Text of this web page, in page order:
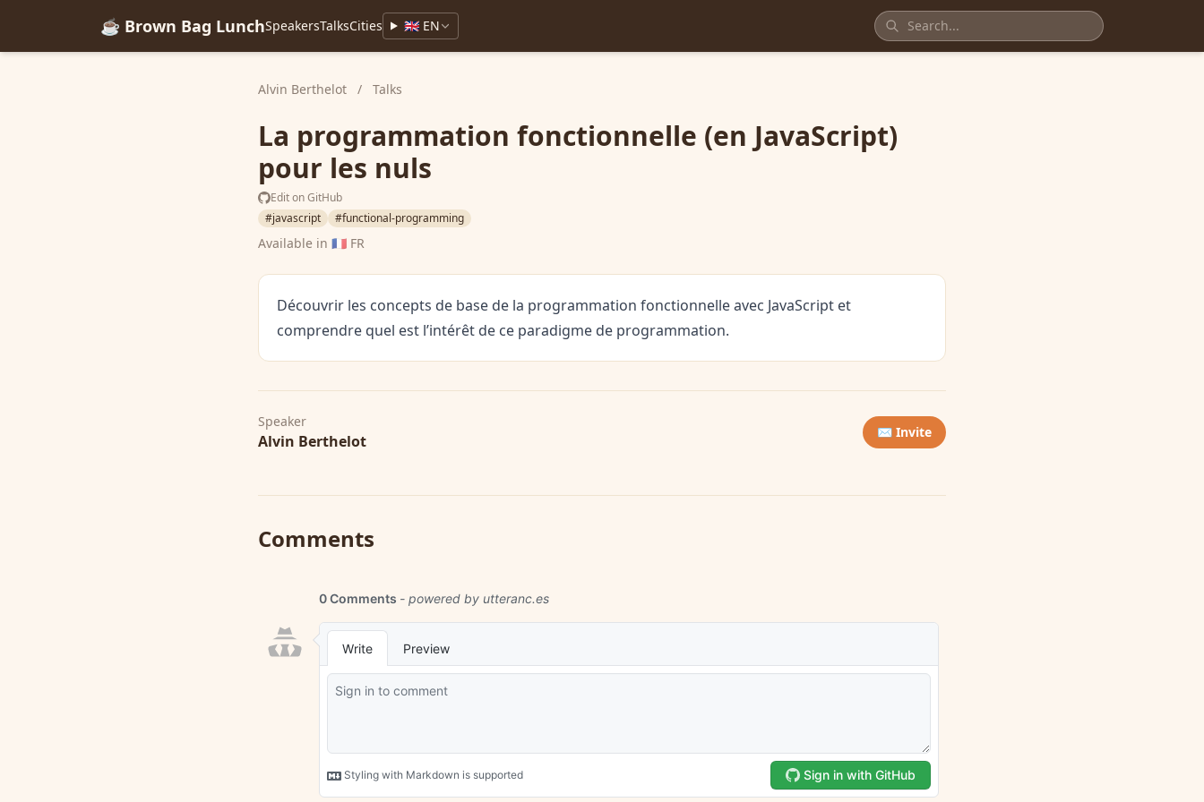
☕ Brown Bag LunchSpeakersTalksCities 🇬🇧 EN
Alvin Berthelot / Talks
La programmation fonctionnelle (en JavaScript)
pour les nuls
Edit on GitHub
#javascript
#functional-programming
Available in 🇫🇷 FR
Découvrir les concepts de base de la programmation fonctionnelle avec JavaScript et
comprendre quel est l’intérêt de ce paradigme de programmation.
Speaker
Alvin Berthelot ✉️ Invite
Comments